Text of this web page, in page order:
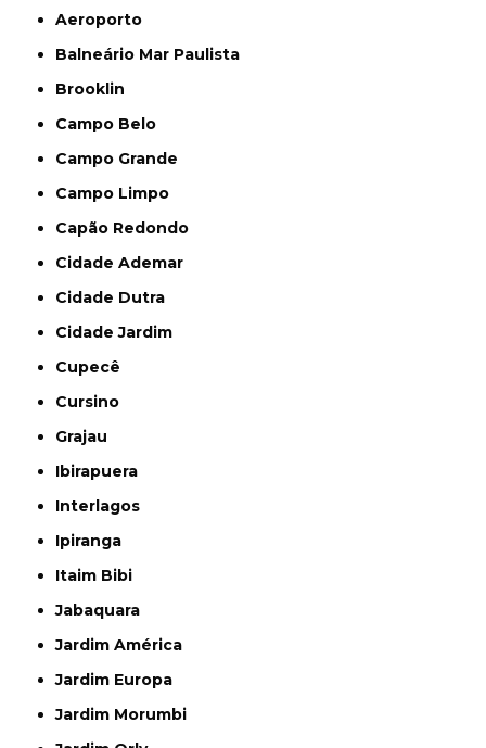
Aeroporto
Balneário Mar Paulista
Brooklin
Campo Belo
Campo Grande
Campo Limpo
Capão Redondo
Cidade Ademar
Cidade Dutra
Cidade Jardim
Cupecê
Cursino
Grajau
Ibirapuera
Interlagos
Ipiranga
Itaim Bibi
Jabaquara
Jardim América
Jardim Europa
Jardim Morumbi